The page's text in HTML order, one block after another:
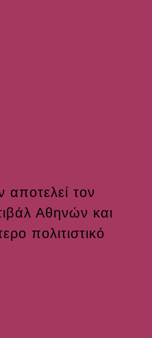
τον
Αθηνών και
πολιτιστικό